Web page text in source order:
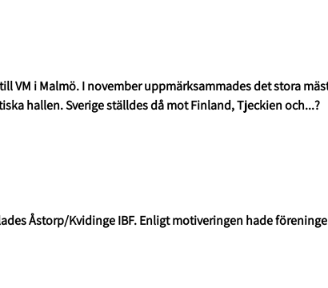
VM i Malmö. I november uppmärksammades det stora
hallen. Sverige ställdes då mot Finland, Tjeckien och...?
Åstorp/Kvidinge IBF. Enligt motiveringen hade